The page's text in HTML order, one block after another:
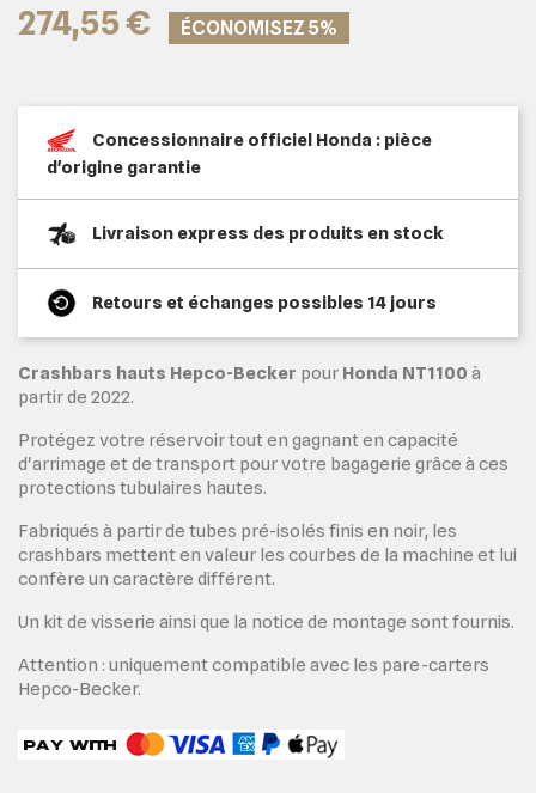
274,55 € ÉCONOMISEZ 5%
Concessionnaire officiel Honda : pièce
d'origine garantie
Livraison express des produits en stock
Retours et échanges possibles 14 jours
Crashbars hauts Hepco-Becker pour Honda NT1100 à
partir de 2022.
Protégez votre réservoir tout en gagnant en capacité
d'arrimage et de transport pour votre bagagerie grâce à ces
protections tubulaires hautes.
Fabriqués à partir de tubes pré-isolés finis en noir, les
crashbars mettent en valeur les courbes de la machine et lui
confère un caractère différent.
Un kit de visserie ainsi que la notice de montage sont fournis.
Attention : uniquement compatible avec les pare-carters
Hepco-Becker.